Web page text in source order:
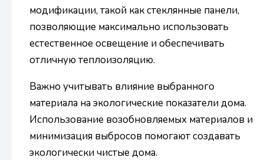
модификации, такой как стеклянные панели,
позволяющие максимально использовать
естественное освещение и обеспечивать
отличную теплоизоляцию.
Важно учитывать влияние выбранного
материала на экологические показатели дома.
Использование возобновляемых материалов и
минимизация выбросов помогают создавать
экологически чистые дома.